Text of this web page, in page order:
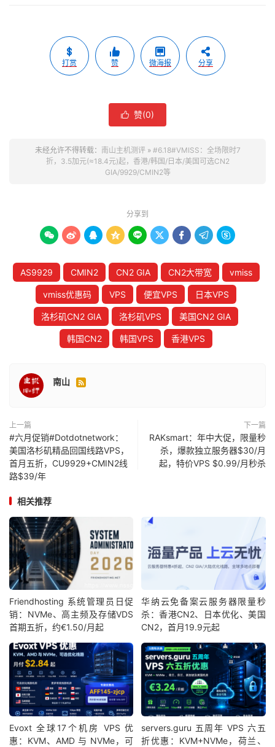
打赏 赞 微海报 分享
 赞(0)
未经允许不得转载： 南山主机测评» #6.18#VMISS：全场限时7
折，3.5加元(≈18.4元)起，香港/韩国/日本/美国可选CN2
GIA/9929/CMIN2等
分享到
        
AS9929 CMIN2 CN2 GIA CN2大带宽 vmiss
vmiss优惠码 VPS 便宜VPS 日本VPS
洛杉矶CN2 GIA 洛杉矶VPS 美国CN2 GIA
韩国CN2 韩国VPS 香港VPS
南山 
上一篇
#六月促销#Dotdotnetwork：
美国洛杉矶精品回国线路VPS，
首月五折，CU9929+CMIN2线
路$39/年
下一篇
RAKsmart：年中大促，限量秒
杀，爆款独立服务器$30/月
起，特价VPS $0.99/月秒杀
相关推荐
Friendhosting 系统管理员日促
销：NVMe、高主频及存储VDS
首期五折，约€1.50/月起
华纳云免备案云服务器限量秒
杀：香港CN2、日本优化、美国
CN2，首月19.9元起
Evoxt 全球17个机房 VPS 优
惠：KVM、AMD 与 NVMe，可
servers.guru 五周年 VPS 六五
折优惠：KVM+NVMe，荷兰、